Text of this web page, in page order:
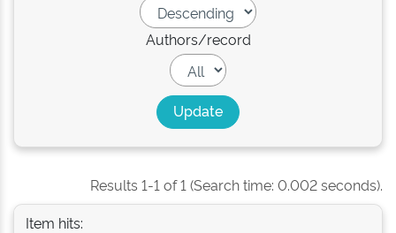
Authors/record
Results 1-1 of 1 (Search time: 0.002 seconds).
Item hits: